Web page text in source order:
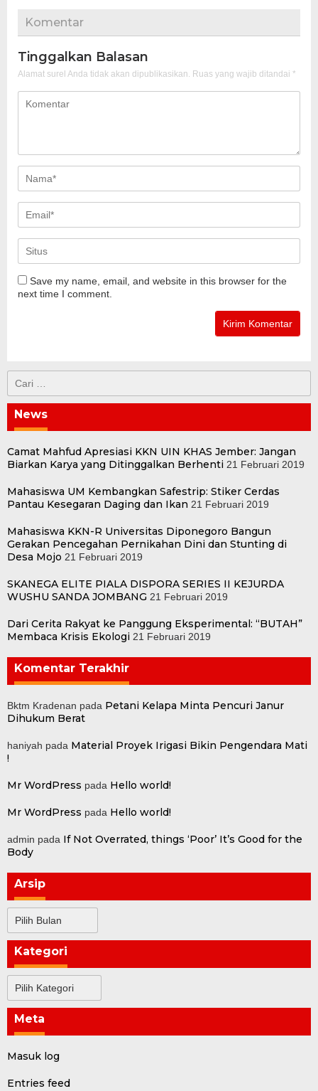
Komentar
Tinggalkan Balasan
Alamat surel Anda tidak akan dipublikasikan. Ruas yang wajib ditandai *
Save my name, email, and website in this browser for the
next time I comment.
untuk:
News
Camat Mahfud Apresiasi KKN UIN KHAS Jember: Jangan
Biarkan Karya yang Ditinggalkan Berhenti 21 Februari 2019
Mahasiswa UM Kembangkan Safestrip: Stiker Cerdas
Pantau Kesegaran Daging dan Ikan 21 Februari 2019
Mahasiswa KKN-R Universitas Diponegoro Bangun
Gerakan Pencegahan Pernikahan Dini dan Stunting di
Desa Mojo 21 Februari 2019
SKANEGA ELITE PIALA DISPORA SERIES II KEJURDA
WUSHU SANDA JOMBANG 21 Februari 2019
Dari Cerita Rakyat ke Panggung Eksperimental: “BUTAH”
Membaca Krisis Ekologi 21 Februari 2019
Komentar Terakhir
Bktm Kradenan pada Petani Kelapa Minta Pencuri Janur
Dihukum Berat
haniyah pada Material Proyek Irigasi Bikin Pengendara Mati
!
Mr WordPress pada Hello world!
Mr WordPress pada Hello world!
admin pada If Not Overrated, things ‘Poor’ It’s Good for the
Body
Arsip
Kategori
Meta
Masuk log
Entries feed